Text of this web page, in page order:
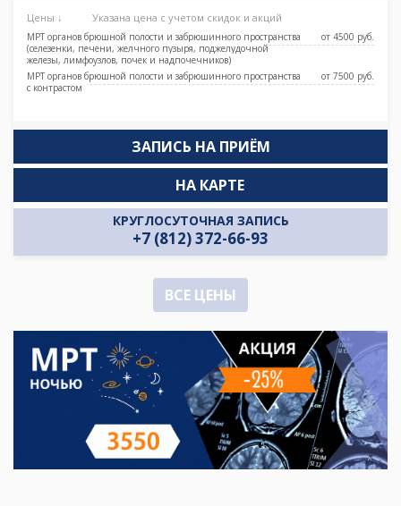
Цены ↓ Указана цена с учетом скидок и акций
МРТ органов брюшной полости и забрюшинного пространства
(селезенки, печени, желчного пузыря, поджелудочной
железы, лимфоузлов, почек и надпочечников)
от 4500 pуб.
МРТ органов брюшной полости и забрюшинного пространства
с контрастом
от 7500 pуб.
ЗАПИСЬ НА ПРИЁМ
КРУГЛОСУТОЧНАЯ ЗАПИСЬ
+7 (812) 372-66-93
НА КАРТЕ
ВСЕ ЦЕНЫ